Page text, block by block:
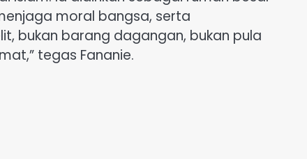
moral bangsa, serta
bukan barang dagangan, bukan pula
tegas Fananie.